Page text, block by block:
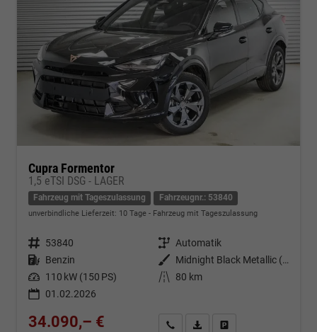
Cupra Formentor
1,5 eTSI DSG - LAGER
Fahrzeug mit Tageszulassung Fahrzeugnr.: 53840
unverbindliche Lieferzeit: 10 Tage Fahrzeug mit Tageszulassung
Fahrzeugnr. 53840 Getriebe Automatik
Kraftstoff Benzin Außenfarbe
Midnight Black Metallic (0E)
Leistung 110 kW (150 PS) Kilometerstand
80 km
01.02.2026
34.090,– € Kontakt & Angebot anfordern
PDF-Datei, Fahrzeugexposé